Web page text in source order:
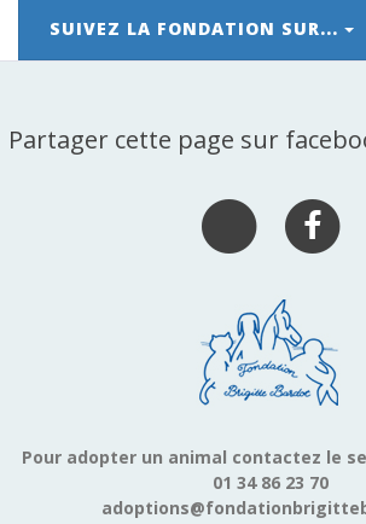
SUIVEZ LA FONDATION SUR...
Partager cette page sur
Pour adopter un animal contactez le
01 34 86 23 70